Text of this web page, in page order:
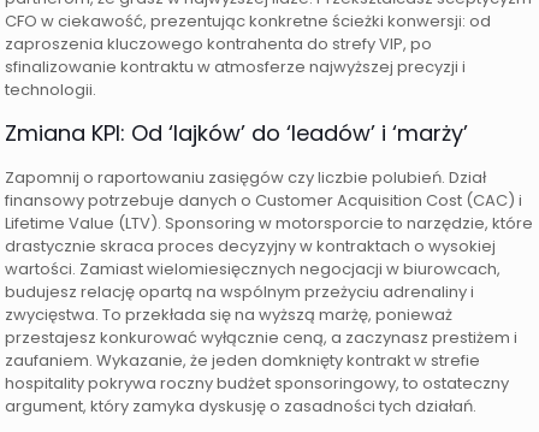
CFO w ciekawość, prezentując konkretne ścieżki konwersji: od
zaproszenia kluczowego kontrahenta do strefy VIP, po
sfinalizowanie kontraktu w atmosferze najwyższej precyzji i
technologii.
Zmiana KPI: Od ‘lajków’ do ‘leadów’ i ‘marży’
Zapomnij o raportowaniu zasięgów czy liczbie polubień. Dział
finansowy potrzebuje danych o Customer Acquisition Cost (CAC) i
Lifetime Value (LTV). Sponsoring w motorsporcie to narzędzie, które
drastycznie skraca proces decyzyjny w kontraktach o wysokiej
wartości. Zamiast wielomiesięcznych negocjacji w biurowcach,
budujesz relację opartą na wspólnym przeżyciu adrenaliny i
zwycięstwa. To przekłada się na wyższą marżę, ponieważ
przestajesz konkurować wyłącznie ceną, a zaczynasz prestiżem i
zaufaniem. Wykazanie, że jeden domknięty kontrakt w strefie
hospitality pokrywa roczny budżet sponsoringowy, to ostateczny
argument, który zamyka dyskusję o zasadności tych działań.